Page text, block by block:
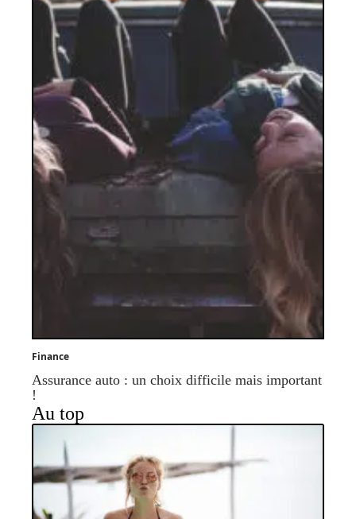
Finance
Assurance auto : un choix difficile mais important
!
Au top